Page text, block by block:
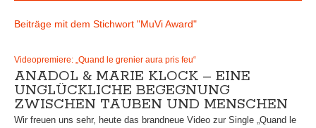
Beiträge mit dem Stichwort "MuVi Award"
Videopremiere: „Quand le grenier aura pris feu“
ANADOL & MARIE KLOCK – EINE
UNGLÜCKLICHE BEGEGNUNG
ZWISCHEN TAUBEN UND MENSCHEN
Wir freuen uns sehr, heute das brandneue Video zur Single „Quand le